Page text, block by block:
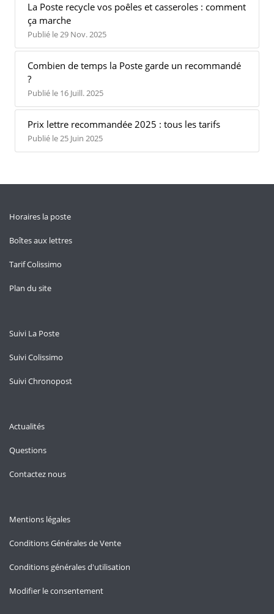
La Poste recycle vos poêles et casseroles : comment
ça marche
Publié le 29 Nov. 2025
Combien de temps la Poste garde un recommandé
?
Publié le 16 Juill. 2025
Prix lettre recommandée 2025 : tous les tarifs
Publié le 25 Juin 2025
Horaires la poste
Boîtes aux lettres
Tarif Colissimo
Plan du site
Suivi La Poste
Suivi Colissimo
Suivi Chronopost
Actualités
Questions
Contactez nous
Mentions légales
Conditions Générales de Vente
Conditions générales d'utilisation
Modifier le consentement